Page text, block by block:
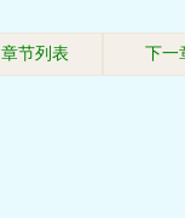
章节列表 下一